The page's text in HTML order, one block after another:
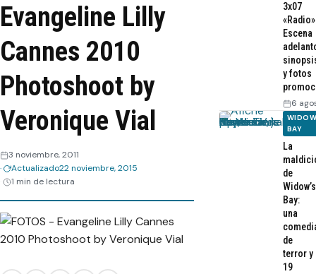
Streaming
Recomendaciones
Webisodios
Evangeline Lilly
Cannes 2010
Photoshoot by
Veronique Vial
3 noviembre, 2011
Actualizado22 noviembre, 2015
1 min de lectura
3x07
Escena
y fotos
6
BAY
La
de
Widow’s
Bay:
una
de
terror y
19